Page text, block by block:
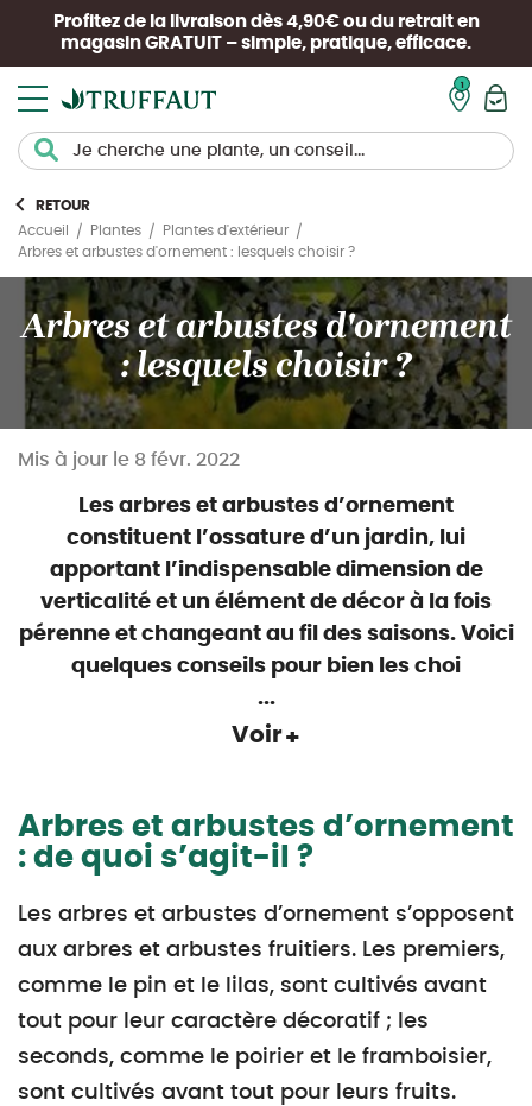
Profitez de la livraison dès 4,90€ ou du retrait en
magasin GRATUIT – simple, pratique, efficace.
RETOUR
Accueil
Plantes
Plantes d'extérieur
Arbres et arbustes d'ornement : lesquels choisir ?
Arbres et arbustes d'ornement
: lesquels choisir ?
Mis à jour le 8 févr. 2022
Les arbres et arbustes d’ornement
constituent l’ossature d’un jardin, lui
apportant l’indispensable dimension de
verticalité et un élément de décor à la fois
pérenne et changeant au fil des saisons. Voici
quelques conseils pour bien les choi
...
Voir
Arbres et arbustes d’ornement
: de quoi s’agit-il ?
Les arbres et arbustes d’ornement s’opposent
aux arbres et arbustes fruitiers. Les premiers,
comme le pin et le lilas, sont cultivés avant
tout pour leur caractère décoratif ; les
seconds, comme le poirier et le framboisier,
sont cultivés avant tout pour leurs fruits.